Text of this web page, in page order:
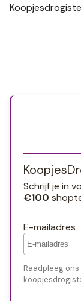
Schrijf je in
€100
E-mailadres
Raadpleeg ons